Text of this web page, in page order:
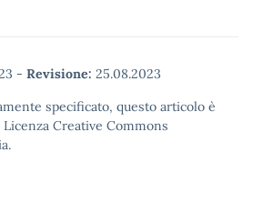
- Revisione: 25.08.2023
specificato, questo articolo è
Creative Commons